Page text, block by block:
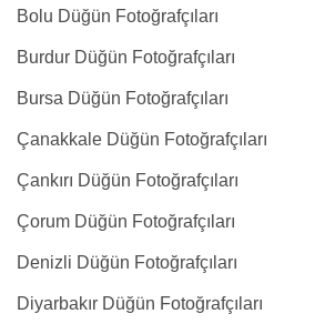
Bolu Düğün Fotoğrafçıları
Burdur Düğün Fotoğrafçıları
Bursa Düğün Fotoğrafçıları
Çanakkale Düğün Fotoğrafçıları
Çankırı Düğün Fotoğrafçıları
Çorum Düğün Fotoğrafçıları
Denizli Düğün Fotoğrafçıları
Diyarbakır Düğün Fotoğrafçıları